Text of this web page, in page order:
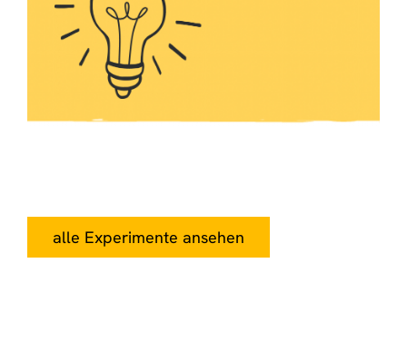
alle Experimente ansehen